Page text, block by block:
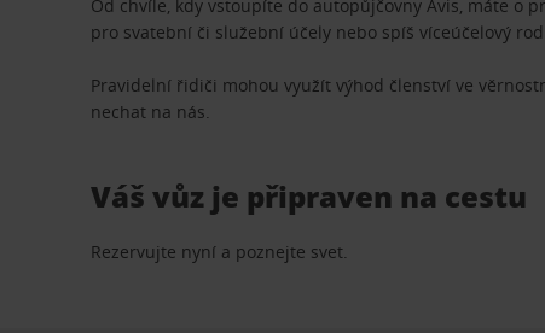
Od chvíle, kdy vstoupíte do autopůjčovny Avis, máte o
pro svatební či služební účely nebo spíš víceúčelový
Pravidelní řidiči mohou využít výhod členství ve
nechat na nás.
Váš vůz je připraven na cestu
Rezervujte nyní a poznejte svet.